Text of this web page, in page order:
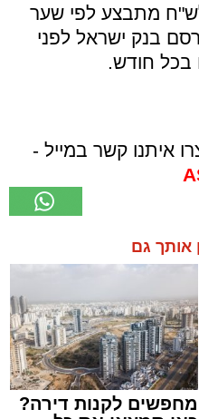
מתבצע לפי שער
בנק ישראל לפני
בכל חודש.
איתנו קשר במייל -
אותך גם
מחפשים לקנות דירה?